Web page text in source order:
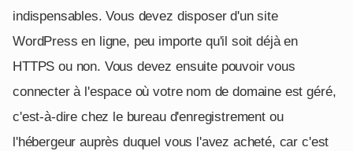
indispensables. Vous devez disposer d'un site
WordPress en ligne, peu importe qu'il soit déjà en
HTTPS ou non. Vous devez ensuite pouvoir vous
connecter à l'espace où votre nom de domaine est géré,
c'est-à-dire chez le bureau d'enregistrement ou
l'hébergeur auprès duquel vous l'avez acheté, car c'est